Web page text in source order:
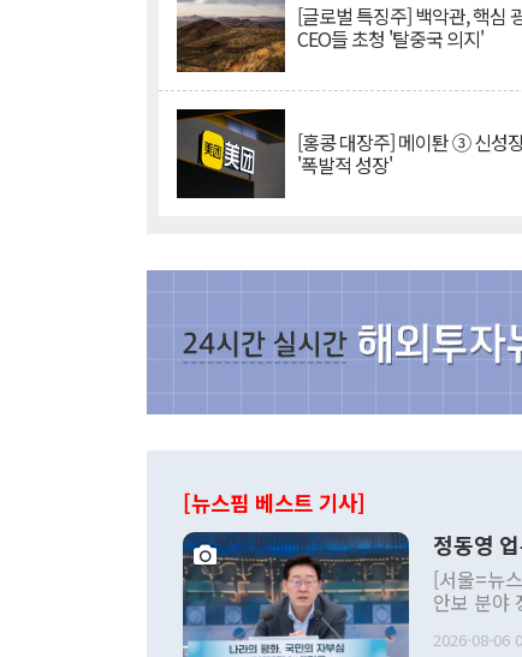
[글로벌 특징주] 백악관, 핵심
CEO들 초청 '탈중국 의지'
[홍콩 대장주] 메이퇀 ③ 신성
'폭발적 성장'
[뉴스핌 베스트 기사]
정동영
[서울=뉴
안보 분야
발언 중에
2026-08-06